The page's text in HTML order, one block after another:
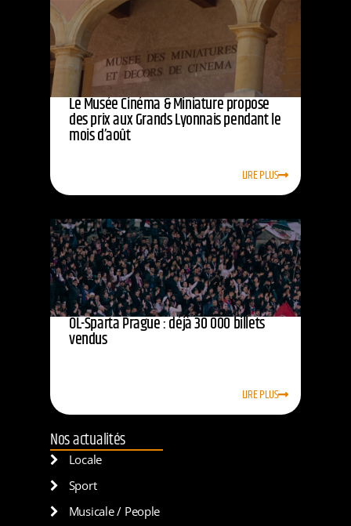
Le Musée Cinéma & Miniature propose
des prix aux Grands Lyonnais pendant le
mois d’août
LIRE PLUS
OL-Sparta Prague : déjà 30 000 billets
vendus
LIRE PLUS
Nos actualités
Locale
Sport
Musicale / People